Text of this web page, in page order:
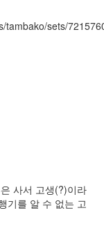
사서 고생(?)이라
기를 알 수 없는 고